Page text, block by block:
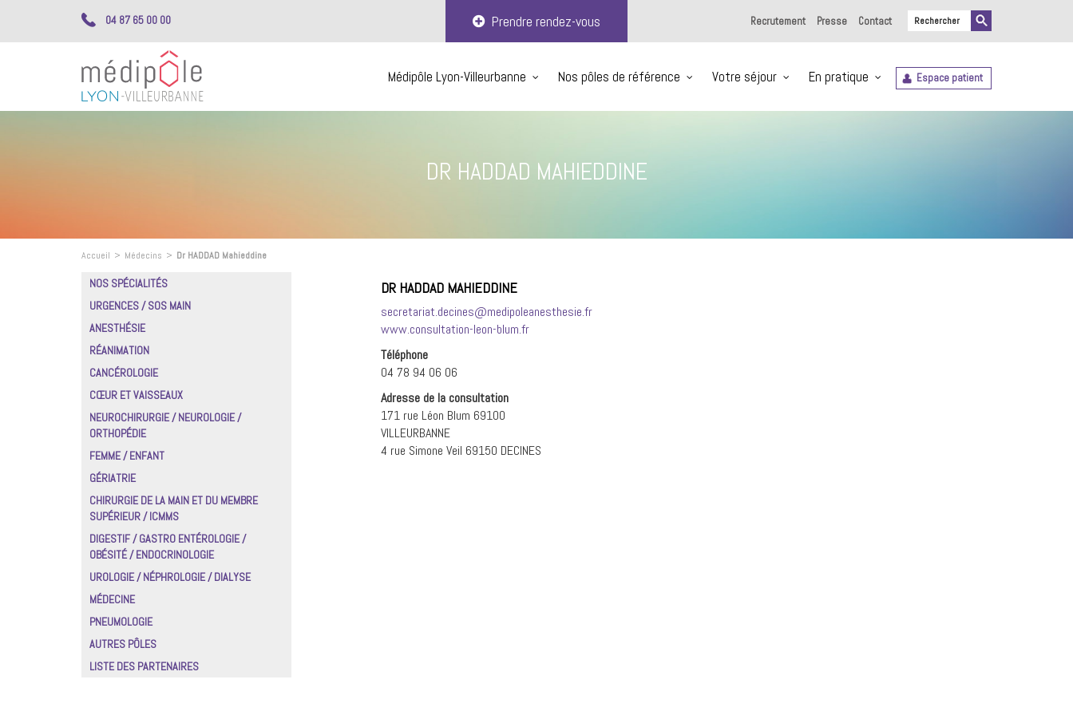
04 87 65 00 00 Prendre rendez-vous Recrutement Presse Contact
Médipôle Lyon-Villeurbanne Nos pôles de référence Votre séjour En pratique Espace patient
DR HADDAD MAHIEDDINE
Accueil > Médecins > Dr HADDAD Mahieddine
NOS SPÉCIALITÉS
URGENCES / SOS MAIN
ANESTHÉSIE
RÉANIMATION
CANCÉROLOGIE
CŒUR ET VAISSEAUX
NEUROCHIRURGIE / NEUROLOGIE /
ORTHOPÉDIE
FEMME / ENFANT
GÉRIATRIE
CHIRURGIE DE LA MAIN ET DU MEMBRE
SUPÉRIEUR / ICMMS
DIGESTIF / GASTRO ENTÉROLOGIE /
OBÉSITÉ / ENDOCRINOLOGIE
UROLOGIE / NÉPHROLOGIE / DIALYSE
MÉDECINE
PNEUMOLOGIE
AUTRES PÔLES
LISTE DES PARTENAIRES
DR HADDAD MAHIEDDINE
secretariat.decines@medipoleanesthesie.fr
www.consultation-leon-blum.fr
Téléphone
04 78 94 06 06
Adresse de la consultation
171 rue Léon Blum 69100
VILLEURBANNE
4 rue Simone Veil 69150 DECINES